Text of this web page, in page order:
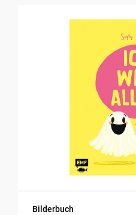
Bilderbuch